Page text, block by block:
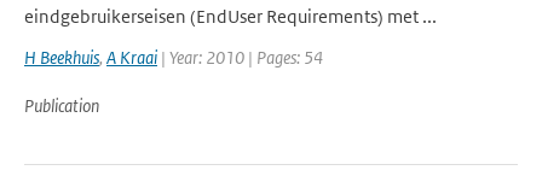
eindgebruikerseisen (EndUser Requirements) met ...
H Beekhuis, A Kraai | Year: 2010 | Pages: 54
Publication